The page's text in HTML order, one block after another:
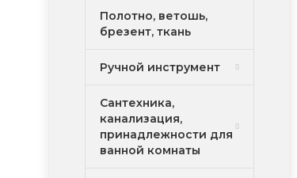
Полотно, ветошь,
брезент, ткань
Ручной инструмент
Сантехника,
канализация,
принадлежности для
ванной комнаты